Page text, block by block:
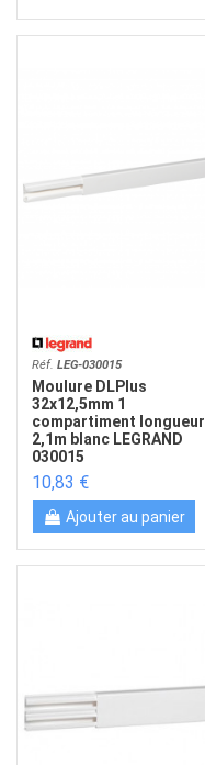
Réf.LEG-030015
Moulure DLPlus
32x12,5mm 1
compartiment longueur
2,1m blanc LEGRAND
030015
10,83 €
Ajouter au panier